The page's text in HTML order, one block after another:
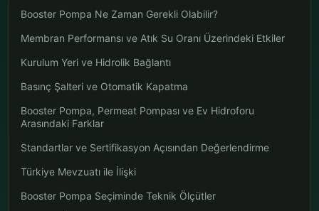
Booster Pompa Ne Zaman Gerekli Olabilir?
Membran Performansı ve Atık Su Oranı Üzerindeki Etkiler
Kurulum Yeri ve Hidrolik Bağlantı
Basınç Şalteri ve Otomatik Kapatma
Booster Pompa, Permeat Pompası ve Ev Hidroforu
Arasındaki Farklar
Standartlar ve Sertifikasyon Açısından Değerlendirme
Türkiye Mevzuatı ile İlişki
Booster Pompa Seçiminde Teknik Ölçütler